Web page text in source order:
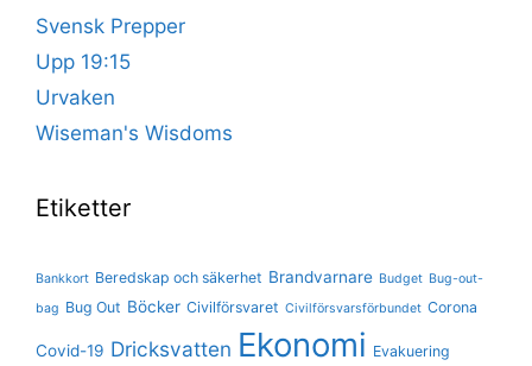
Svensk Prepper
Upp 19:15
Urvaken
Wiseman's Wisdoms
Etiketter
Bankkort Beredskap och säkerhet Brandvarnare Budget Bug-out-
bag Bug Out Böcker Civilförsvaret Civilförsvarsförbundet Corona
Covid-19 Dricksvatten Ekonomi Evakuering